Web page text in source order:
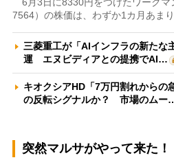
6月3日に8330円をつけたワークマ
7564）の株価は、わずか1カ月あま
三菱重工が「AIインフラの新たな
運 エヌビディアとの提携でAI…
キオクシアHD「7万円割れからの
の反転シグナルか？ 市場のムー
突然マルサがやって来た！